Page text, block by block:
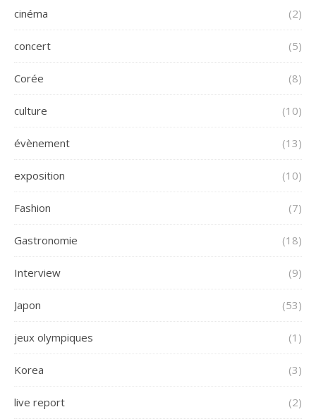
cinéma (2)
concert (5)
Corée (8)
culture (10)
évènement (13)
exposition (10)
Fashion (7)
Gastronomie (18)
Interview (9)
Japon (53)
jeux olympiques (1)
Korea (3)
live report (2)